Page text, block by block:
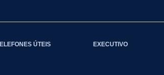
ÚTEIS EXECUTIVO